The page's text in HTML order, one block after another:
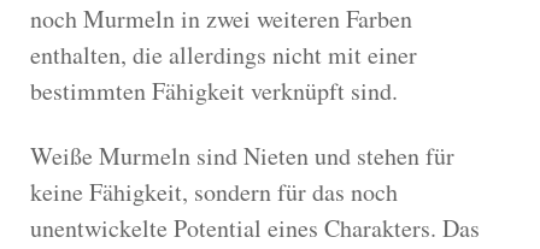
noch Murmeln in zwei weiteren Farben
enthalten, die allerdings nicht mit einer
bestimmten Fähigkeit verknüpft sind.
Weiße Murmeln sind Nieten und stehen für
keine Fähigkeit, sondern für das noch
unentwickelte Potential eines Charakters. Das